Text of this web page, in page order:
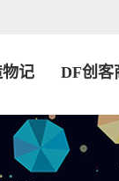
记 DF创客